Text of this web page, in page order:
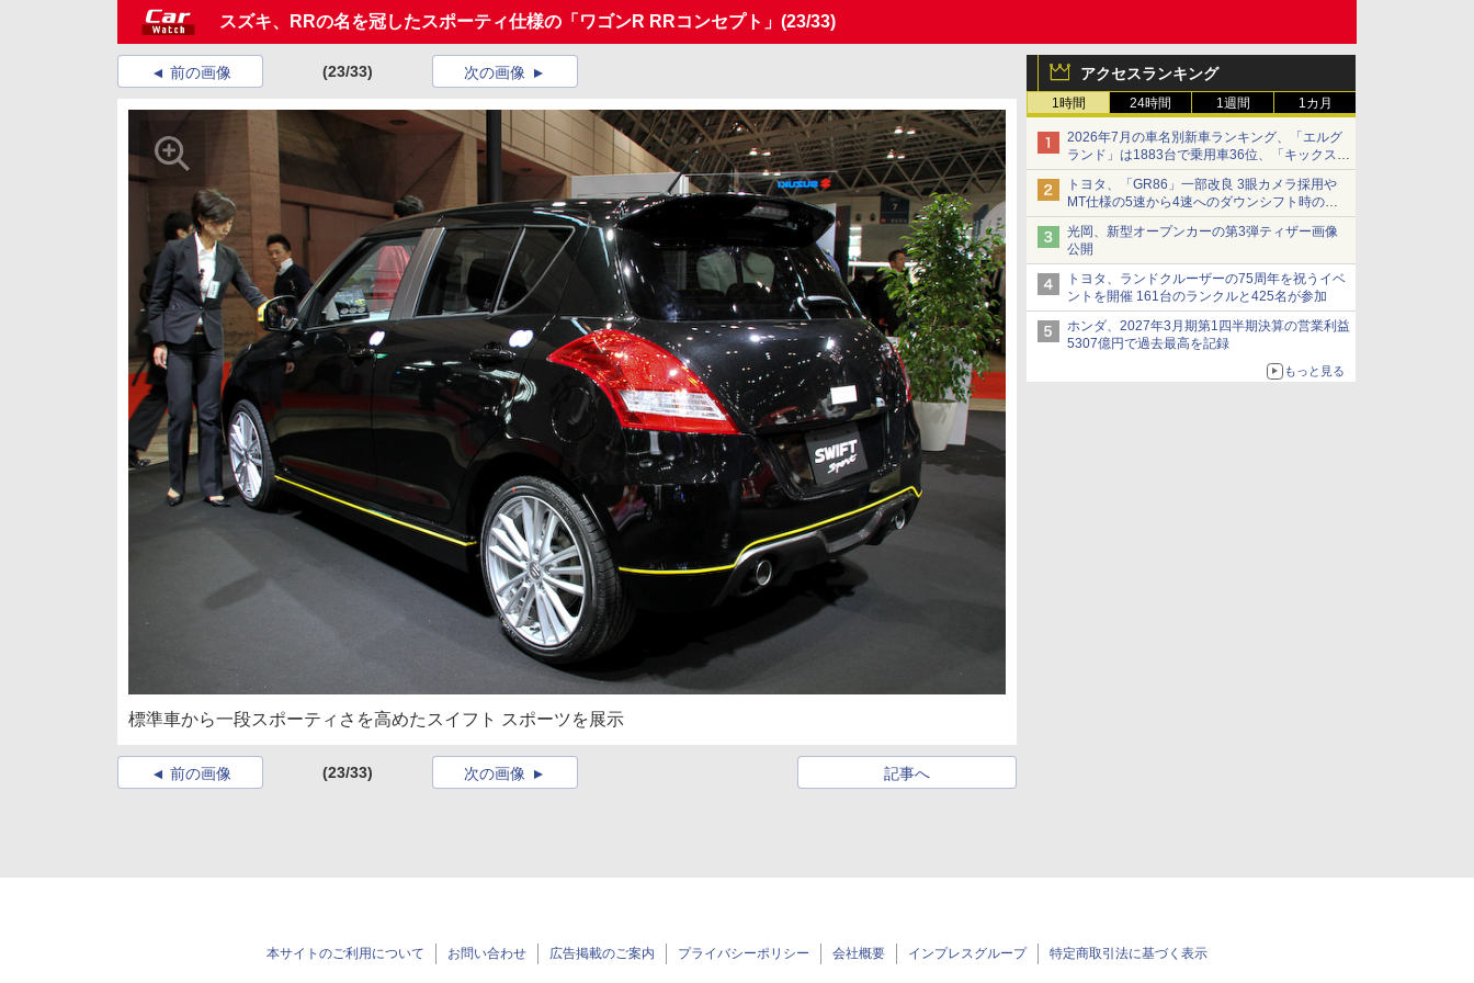
スズキ、RRの名を冠したスポーティ仕様の「ワゴンR RRコンセプト」 (23/33)
アクセスランキング
1時間 24時間 1週間 1カ月
2026年7月の車名別新車ランキング、「エルグ
ランド」は1883台で乗用車36位、「キックス」
は2591台で27位に
トヨタ、「GR86」一部改良 3眼カメラ採用や
MT仕様の5速から4速へのダウンシフト時の操
作性向上など
光岡、新型オープンカーの第3弾ティザー画像
公開
トヨタ、ランドクルーザーの75周年を祝うイベ
ントを開催 161台のランクルと425名が参加
ホンダ、2027年3月期第1四半期決算の営業利益
5307億円で過去最高を記録
もっと見る
前の画像 (23/33) 次の画像
標準車から一段スポーティさを高めたスイフト スポーツを展示
前の画像 (23/33) 記事へ
次の画像
本サイトのご利用について お問い合わせ 広告掲載のご案内 プライバシーポリシー 会社概要 インプレスグループ 特定商取引法に基づく表示